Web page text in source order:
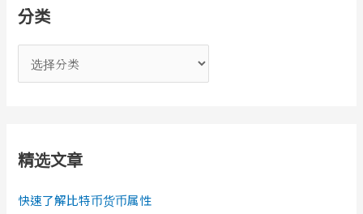
分类
类
精选文章
快速了解比特币货币属性